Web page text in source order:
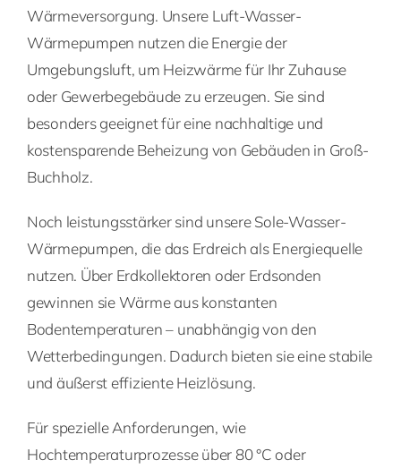
Wärmeversorgung. Unsere Luft-Wasser-
Wärmepumpen nutzen die Energie der
Umgebungsluft, um Heizwärme für Ihr Zuhause
oder Gewerbegebäude zu erzeugen. Sie sind
besonders geeignet für eine nachhaltige und
kostensparende Beheizung von Gebäuden in Groß-
Buchholz.
Noch leistungsstärker sind unsere Sole-Wasser-
Wärmepumpen, die das Erdreich als Energiequelle
nutzen. Über Erdkollektoren oder Erdsonden
gewinnen sie Wärme aus konstanten
Bodentemperaturen – unabhängig von den
Wetterbedingungen. Dadurch bieten sie eine stabile
und äußerst effiziente Heizlösung.
Für spezielle Anforderungen, wie
Hochtemperaturprozesse über 80 °C oder